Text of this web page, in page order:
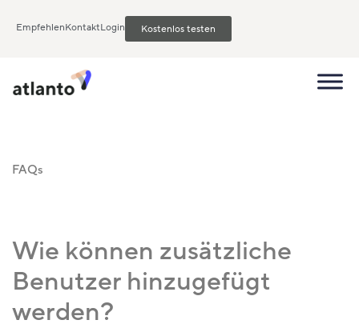
EmpfehlenKontaktLogin Kostenlos testen
FAQs
Wie können zusätzliche
Benutzer hinzugefügt
werden?